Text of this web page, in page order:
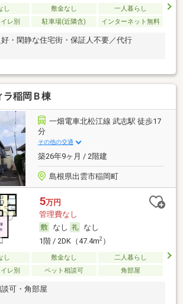
し 敷金なし
一人暮らし
レ別
駐車場(近隣含) インターネット無料
好・閑静な住宅街・保証人不要／代行
ラ稲岡Ｂ棟
一畑電車北松江線 武志駅 徒歩17
分
その他の交通
築26年9ヶ月 / 2階建
島根県出雲市稲岡町
5万円
管理費なし
なし
なし
1階 / 2DK（47.4m2）
し 敷金なし
二人暮らし
レ別
ペット相談可 角部屋
可・角部屋